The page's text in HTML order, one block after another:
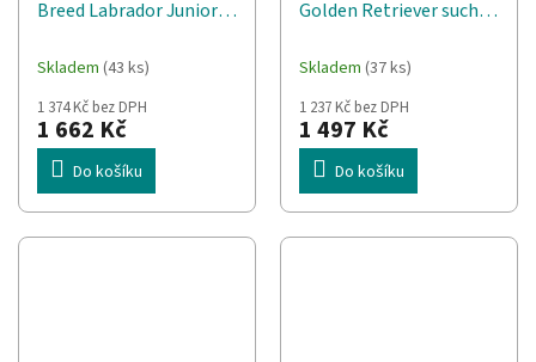
Breed Labrador Junior
12 kg.
Skladem (43 ks)
1 374 Kč bez DPH
1 662 Kč
Do košíku
Golden Retriever suché
Skladem (37 ks)
1 237 Kč bez DPH
1 497 Kč
Do košíku